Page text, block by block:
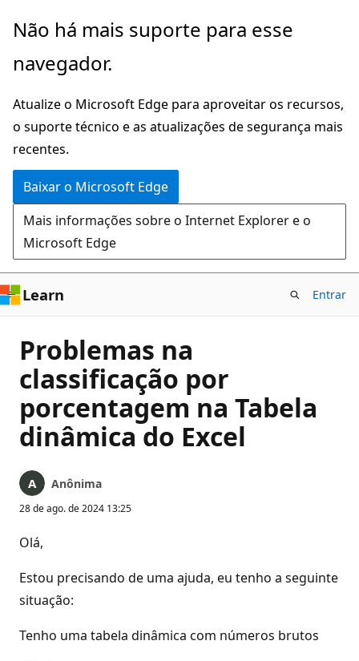
Pular
o
principal
Não há mais suporte para esse
navegador.
Atualize o Microsoft Edge para aproveitar os recursos,
o suporte técnico e as atualizações de segurança mais
recentes.
Baixar o Microsoft Edge
Mais informações sobre o Internet Explorer e o
Microsoft Edge
Learn Entrar
Problemas na
classificação por
porcentagem na Tabela
dinâmica do Excel
Anônima
28 de ago. de 2024 13:25
Olá,
Estou precisando de uma ajuda, eu tenho a seguinte
situação:
Tenho uma tabela dinâmica com números brutos